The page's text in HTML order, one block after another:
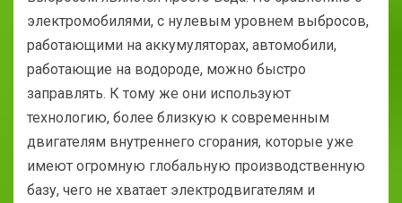
электромобилями, с нулевым уровнем выбросов,
работающими на аккумуляторах, автомобили,
работающие на водороде, можно быстро
заправлять. К тому же они используют
технологию, более близкую к современным
двигателям внутреннего сгорания, которые уже
имеют огромную глобальную производственную
базу, чего не хватает электродвигателям и